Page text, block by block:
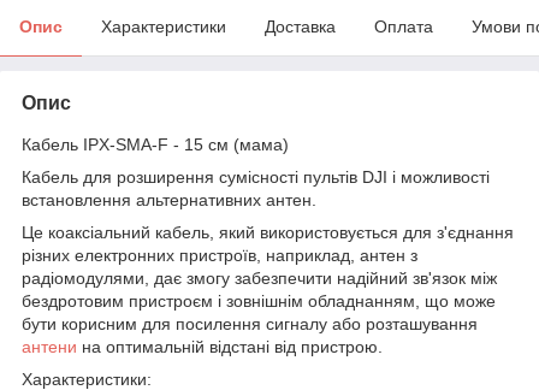
Опис Характеристики Доставка Оплата Умови
Опис
Кабель IPX-SMA-F - 15 см (мама)
Кабель для розширення сумісності пультів DJI і можливості
встановлення альтернативних антен.
Це коаксіальний кабель, який використовується для з'єднання
різних електронних пристроїв, наприклад, антен з
радіомодулями, дає змогу забезпечити надійний зв'язок між
бездротовим пристроєм і зовнішнім обладнанням, що може
бути корисним для посилення сигналу або розташування
антени на оптимальній відстані від пристрою.
Характеристики: